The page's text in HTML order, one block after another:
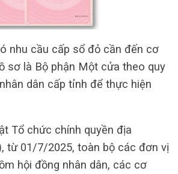
nhu cầu cấp sổ đỏ cần đến cơ
sơ là Bộ phận Một cửa theo quy
dân cấp tỉnh để thực hiện
Tổ chức chính quyền địa
từ 01/7/2025, toàn bộ các đơn vị
hội đồng nhân dân, các cơ